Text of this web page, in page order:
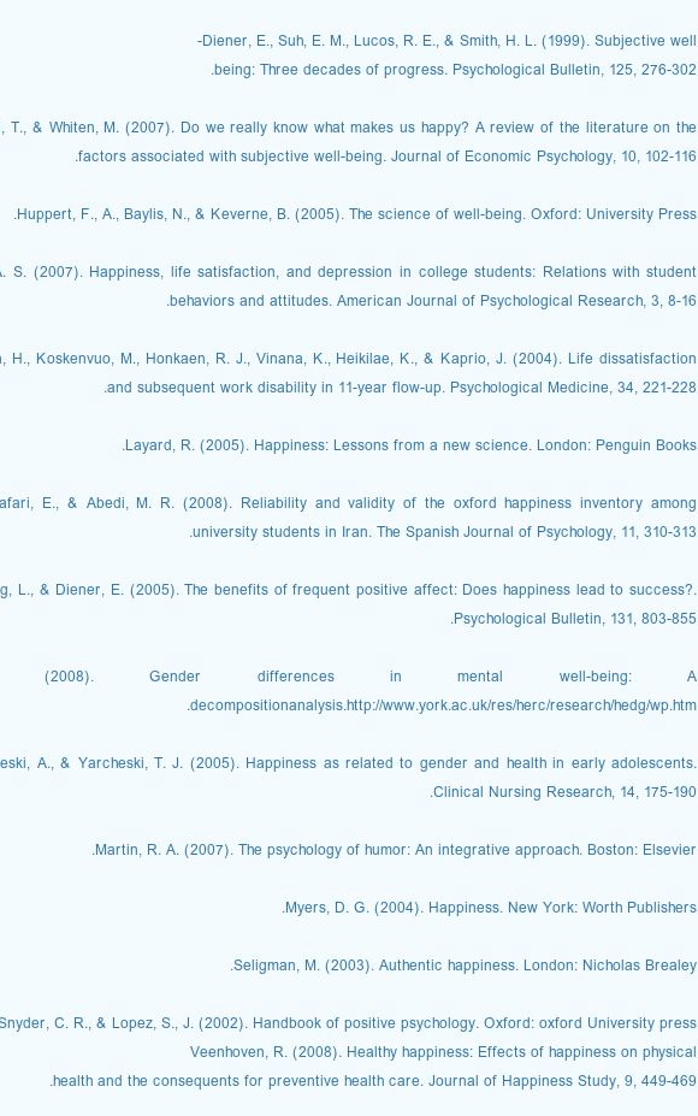
Diener, E., Suh, E. M., Lucos, R. E., & Smith, H. L. (1999). Subjective well-
being: Three decades of progress. Psychological Bulletin, 125, 276-302.
T., & Whiten, M. (2007). Do we really know what makes us happy? A review of the literature on the
factors associated with subjective well-being. Journal of Economic Psychology, 10, 102-116.
Huppert, F., A., Baylis, N., & Keverne, B. (2005). The science of well-being. Oxford: University Press.
S. (2007). Happiness, life satisfaction, and depression in college students: Relations with student
behaviors and attitudes. American Journal of Psychological Research, 3, 8-16.
H., Koskenvuo, M., Honkaen, R. J., Vinana, K., Heikilae, K., & Kaprio, J. (2004). Life dissatisfaction
and subsequent work disability in 11-year flow-up. Psychological Medicine, 34, 221-228.
Layard, R. (2005). Happiness: Lessons from a new science. London: Penguin Books.
E., & Abedi, M. R. (2008). Reliability and validity of the oxford happiness inventory among
university students in Iran. The Spanish Journal of Psychology, 11, 310-313.
L., & Diener, E. (2005). The benefits of frequent positive affect: Does happiness lead to success?.
Psychological Bulletin, 131, 803-855.
(2008). Gender differences in mental well-being: A
decompositionanalysis.http://www.york.ac.uk/res/herc/research/hedg/wp.htm.
A., & Yarcheski, T. J. (2005). Happiness as related to gender and health in early adolescents.
Clinical Nursing Research, 14, 175-190.
Martin, R. A. (2007). The psychology of humor: An integrative approach. Boston: Elsevier.
Myers, D. G. (2004). Happiness. New York: Worth Publishers.
Seligman, M. (2003). Authentic happiness. London: Nicholas Brealey.
C. R., & Lopez, S., J. (2002). Handbook of positive psychology. Oxford: oxford University press.
Veenhoven, R. (2008). Healthy happiness: Effects of happiness on physical
health and the consequents for preventive health care. Journal of Happiness Study, 9, 449-469.